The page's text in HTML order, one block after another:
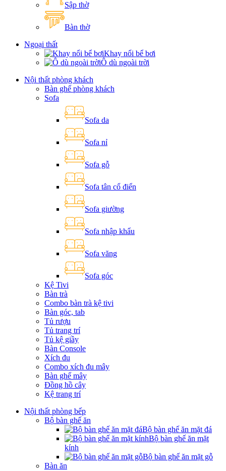
Sập thờ
Bàn thờ
Ngoại thất
Khay nổi bể bơi
Ô dù ngoài trời
Nội thất phòng khách
Bàn ghế phòng khách
Sofa
Sofa da
Sofa nỉ
Sofa gỗ
Sofa tân cổ điển
Sofa giường
Sofa nhập khẩu
Sofa văng
Sofa góc
Kệ Tivi
Bàn trà
Combo bàn trà kệ tivi
Bàn góc, tab
Tủ rượu
Tủ trang trí
Tủ kệ giầy
Bàn Console
Xích đu
Combo xích đu mây
Bàn ghế mây
Đồng hồ cây
Kệ trang trí
Nội thất phòng bếp
Bộ bàn ghế ăn
Bộ bàn ghế ăn mặt đá
Bộ bàn ghế ăn mặt
kính
Bộ bàn ghế ăn mặt gỗ
Bàn ăn